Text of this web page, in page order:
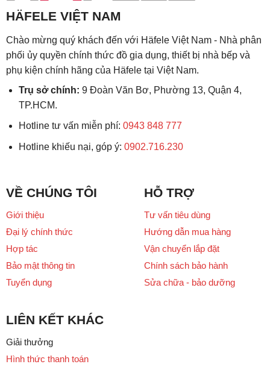
HÄFELE VIỆT NAM
Chào mừng quý khách đến với Häfele Việt Nam - Nhà phân
phối ủy quyền chính thức đồ gia dụng, thiết bị nhà bếp và
phụ kiện chính hãng của Häfele tại Việt Nam.
Trụ sở chính: 9 Đoàn Văn Bơ, Phường 13, Quận 4,
TP.HCM.
Hotline tư vấn miễn phí: 0943 848 777
Hotline khiếu nại, góp ý: 0902.716.230
VỀ CHÚNG TÔI
Giới thiệu
Đại lý chính thức
Hợp tác
Bảo mật thông tin
Tuyển dụng
HỖ TRỢ
Tư vấn tiêu dùng
Hướng dẫn mua hàng
Vận chuyển lắp đặt
Chính sách bảo hành
Sửa chữa - bảo dưỡng
LIÊN KẾT KHÁC
Giải thưởng
Hình thức thanh toán